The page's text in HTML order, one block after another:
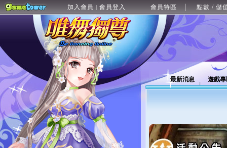
加入會員 | 會員登入 會員特區 點數 / 儲
最新消息 遊戲